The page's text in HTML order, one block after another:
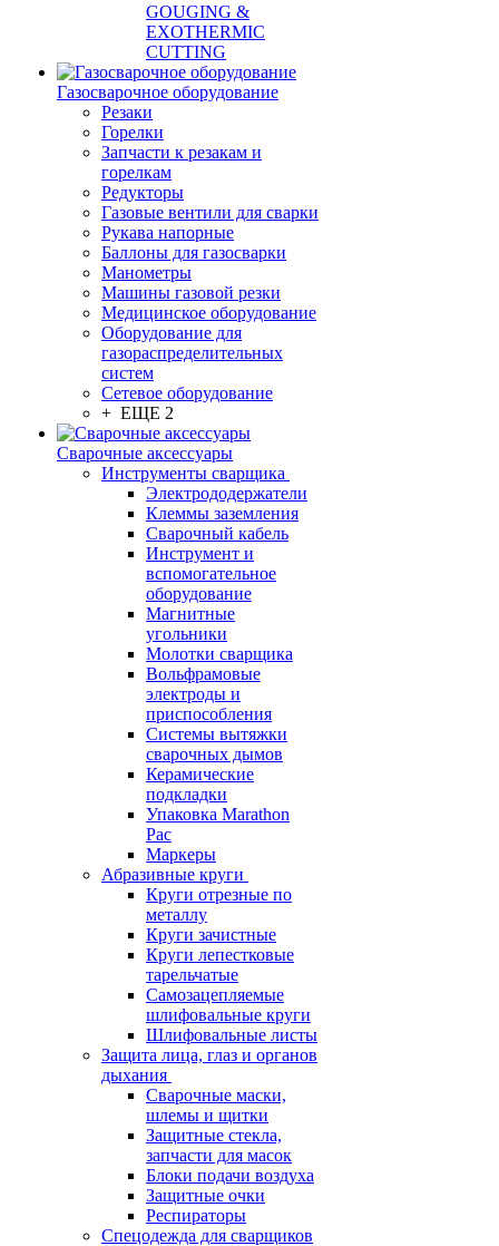
GOUGING &
EXOTHERMIC
CUTTING
Газосварочное оборудование
Резаки
Горелки
Запчасти к резакам и
горелкам
Редукторы
Газовые вентили для сварки
Рукава напорные
Баллоны для газосварки
Манометры
Машины газовой резки
Медицинское оборудование
Оборудование для
газораспределительных
систем
Сетевое оборудование
+ ЕЩЕ 2
Сварочные аксессуары
Инструменты сварщика
Электрододержатели
Клеммы заземления
Сварочный кабель
Инструмент и
вспомогательное
оборудование
Магнитные
угольники
Молотки сварщика
Вольфрамовые
электроды и
приспособления
Системы вытяжки
сварочных дымов
Керамические
подкладки
Упаковка Marathon
Pac
Маркеры
Абразивные круги
Круги отрезные по
металлу
Круги зачистные
Круги лепестковые
тарельчатые
Самозацепляемые
шлифовальные круги
Шлифовальные листы
Защита лица, глаз и органов
дыхания
Сварочные маски,
шлемы и щитки
Защитные стекла,
запчасти для масок
Блоки подачи воздуха
Защитные очки
Респираторы
Спецодежда для сварщиков